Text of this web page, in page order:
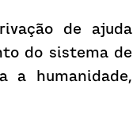
de ajuda
do sistema de
a humanidade,